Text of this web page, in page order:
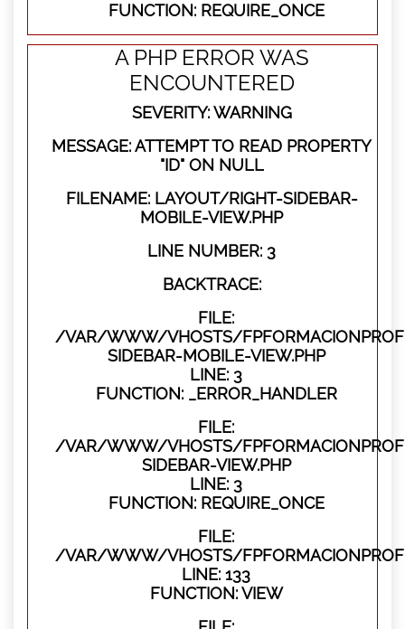
FUNCTION: REQUIRE_ONCE
A PHP ERROR WAS
ENCOUNTERED
SEVERITY: WARNING
MESSAGE: ATTEMPT TO READ PROPERTY
"ID" ON NULL
FILENAME: LAYOUT/RIGHT-SIDEBAR-
MOBILE-VIEW.PHP
LINE NUMBER: 3
BACKTRACE:
FILE:
/VAR/WWW/VHOSTS/
SIDEBAR-MOBILE-VIEW.PHP
LINE: 3
FUNCTION: _ERROR_HANDLER
FILE:
/VAR/WWW/VHOSTS/
SIDEBAR-VIEW.PHP
LINE: 3
FUNCTION: REQUIRE_ONCE
FILE:
/VAR/WWW/VHOSTS/
LINE: 133
FUNCTION: VIEW